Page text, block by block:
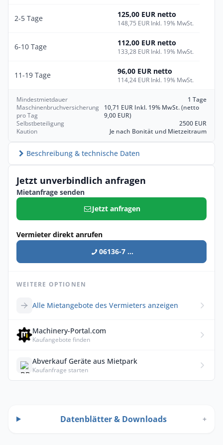
2-5 Tage 125,00 EUR netto
148,75 EUR Inkl. 19% MwSt.
6-10 Tage 112,00 EUR netto
133,28 EUR Inkl. 19% MwSt.
11-19 Tage 96,00 EUR netto
114,24 EUR Inkl. 19% MwSt.
Mindestmietdauer
1 Tage
Maschinenbruchversicherung
pro Tag
10,71 EUR Inkl. 19% MwSt. (netto
9,00 EUR)
Selbstbeteiligung
2500 EUR
Kaution
Je nach Bonität und Mietzeitraum
Beschreibung & technische Daten
Jetzt unverbindlich anfragen
Mietanfrage senden
Jetzt anfragen
Vermieter direkt anrufen
06136-7 ...
WEITERE OPTIONEN
Alle Mietangebote des Vermieters anzeigen
Machinery-Portal.com
Kaufangebote finden
Abverkauf Geräte aus Mietpark
Kaufanfrage starten
Datenblätter & Downloads +